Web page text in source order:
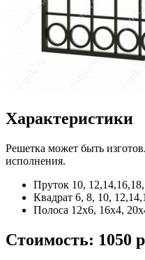
Характеристики
Решетка может быть
исполнения.
Пруток 10,
Квадрат 6, 8, 10,
Полоса 12x6, 16x4,
Стоимость: 1050